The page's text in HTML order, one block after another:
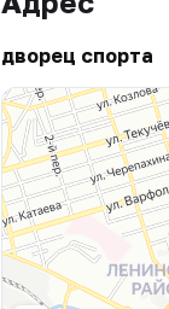
дворец спорта